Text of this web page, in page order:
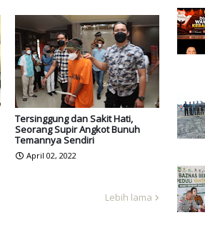
Tersinggung dan Sakit Hati,
Seorang Supir Angkot Bunuh
Temannya Sendiri
April 02, 2022
Lebih lama